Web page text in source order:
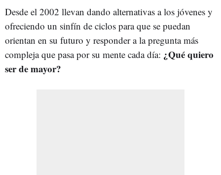
Desde el 2002 llevan dando alternativas a los jóvenes y
ofreciendo un sinfín de ciclos para que se puedan
orientan en su futuro y responder a la pregunta más
compleja que pasa por su mente cada día: ¿Qué quiero
ser de mayor?